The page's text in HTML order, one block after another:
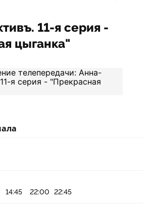
11-я серия -
цыганка"
14:45 22:00 22:45